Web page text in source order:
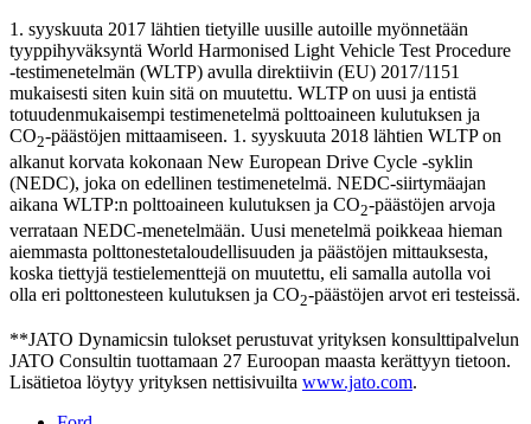
1. syyskuuta 2017 lähtien tietyille uusille autoille myönnetään
tyyppihyväksyntä World Harmonised Light Vehicle Test Procedure
‑testimenetelmän (WLTP) avulla direktiivin (EU) 2017/1151
mukaisesti siten kuin sitä on muutettu. WLTP on uusi ja entistä
totuudenmukaisempi testimenetelmä polttoaineen kulutuksen ja
CO2-päästöjen mittaamiseen. 1. syyskuuta 2018 lähtien WLTP on
alkanut korvata kokonaan New European Drive Cycle ‑syklin
(NEDC), joka on edellinen testimenetelmä. NEDC-siirtymäajan
aikana WLTP:n polttoaineen kulutuksen ja CO2-päästöjen arvoja
verrataan NEDC-menetelmään. Uusi menetelmä poikkeaa hieman
aiemmasta polttonestetaloudellisuuden ja päästöjen mittauksesta,
koska tiettyjä testielementtejä on muutettu, eli samalla autolla voi
olla eri polttonesteen kulutuksen ja CO2-päästöjen arvot eri testeissä.
**JATO Dynamicsin tulokset perustuvat yrityksen konsulttipalvelun
JATO Consultin tuottamaan 27 Euroopan maasta kerättyyn tietoon.
Lisätietoa löytyy yrityksen nettisivuilta www.jato.com.